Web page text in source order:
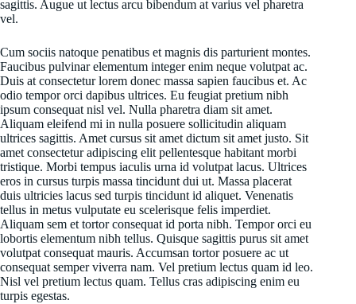
sagittis. Augue ut lectus arcu bibendum at varius vel pharetra
vel.
Cum sociis natoque penatibus et magnis dis parturient montes.
Faucibus pulvinar elementum integer enim neque volutpat ac.
Duis at consectetur lorem donec massa sapien faucibus et. Ac
odio tempor orci dapibus ultrices. Eu feugiat pretium nibh
ipsum consequat nisl vel. Nulla pharetra diam sit amet.
Aliquam eleifend mi in nulla posuere sollicitudin aliquam
ultrices sagittis. Amet cursus sit amet dictum sit amet justo. Sit
amet consectetur adipiscing elit pellentesque habitant morbi
tristique. Morbi tempus iaculis urna id volutpat lacus. Ultrices
eros in cursus turpis massa tincidunt dui ut. Massa placerat
duis ultricies lacus sed turpis tincidunt id aliquet. Venenatis
tellus in metus vulputate eu scelerisque felis imperdiet.
Aliquam sem et tortor consequat id porta nibh. Tempor orci eu
lobortis elementum nibh tellus. Quisque sagittis purus sit amet
volutpat consequat mauris. Accumsan tortor posuere ac ut
consequat semper viverra nam. Vel pretium lectus quam id leo.
Nisl vel pretium lectus quam. Tellus cras adipiscing enim eu
turpis egestas.